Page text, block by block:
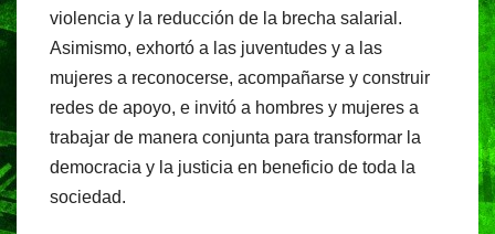
violencia y la reducción de la brecha salarial.
Asimismo, exhortó a las juventudes y a las
mujeres a reconocerse, acompañarse y construir
redes de apoyo, e invitó a hombres y mujeres a
trabajar de manera conjunta para transformar la
democracia y la justicia en beneficio de toda la
sociedad.